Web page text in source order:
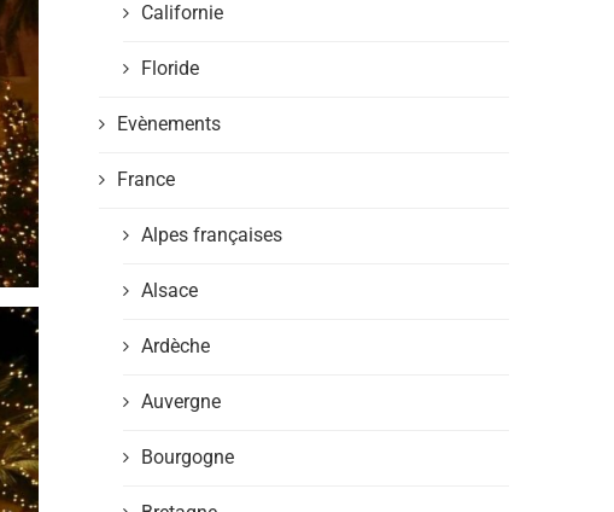
Californie
Floride
Evènements
France
Alpes françaises
Alsace
Ardèche
Auvergne
Bourgogne